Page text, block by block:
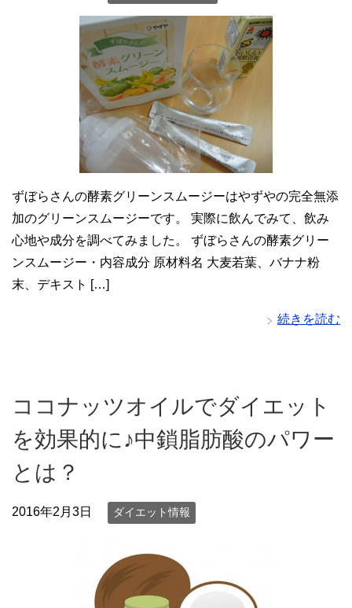
ずぼらさんの酵素グリーンスムージーはやずやの完全無添
加のグリーンスムージーです。 実際に飲んでみて、飲み
心地や成分を調べてみました。 ずぼらさんの酵素グリー
ンスムージー・内容成分 原材料名 大麦若葉、バナナ粉
末、デキスト […]
続きを読む
ココナッツオイルでダイエット
を効果的に♪中鎖脂肪酸のパワー
とは？
2016年2月3日 ダイエット情報